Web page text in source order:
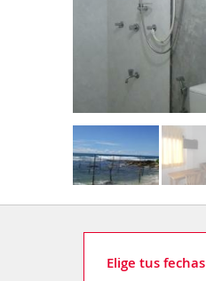
Elige tus fechas